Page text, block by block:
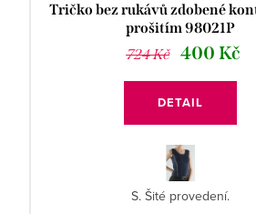
Tričko bez rukávů zdobené
prošitím 98021P
724 Kč
400 Kč
DETAIL
S. Šité provedení.